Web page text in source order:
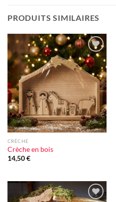
PRODUITS SIMILAIRES
Ajouter
à la liste
d'envie
CRÈCHE
Crèche en bois
14,50€